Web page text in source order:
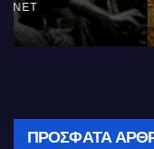
11 ΙΟΥΝΊΟΥ 2023
ΠΡΌΣΦΑΤΑ